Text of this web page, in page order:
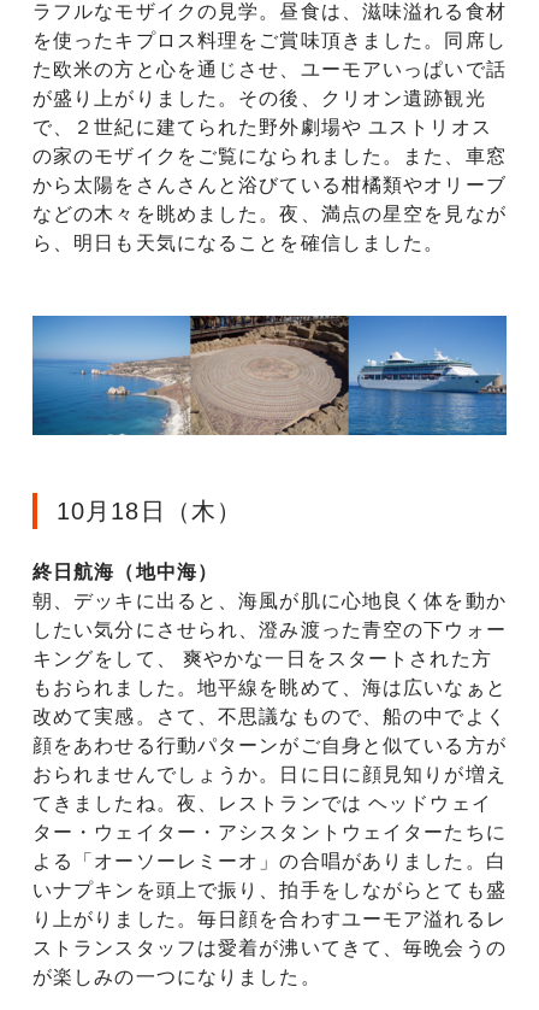
ラフルなモザイクの見学。昼食は、滋味溢れる食材
を使ったキプロス料理をご賞味頂きました。同席し
た欧米の方と心を通じさせ、ユーモアいっぱいで話
が盛り上がりました。その後、クリオン遺跡観光
で、２世紀に建てられた野外劇場や ユストリオス
の家のモザイクをご覧になられました。また、車窓
から太陽をさんさんと浴びている柑橘類やオリーブ
などの木々を眺めました。夜、満点の星空を見なが
ら、明日も天気になることを確信しました。
10月18日（木）
終日航海（地中海）
朝、デッキに出ると、海風が肌に心地良く体を動か
したい気分にさせられ、澄み渡った青空の下ウォー
キングをして、 爽やかな一日をスタートされた方
もおられました。地平線を眺めて、海は広いなぁと
改めて実感。さて、不思議なもので、船の中でよく
顔をあわせる行動パターンがご自身と似ている方が
おられませんでしょうか。日に日に顔見知りが増え
てきましたね。夜、レストランでは ヘッドウェイ
ター・ウェイター・アシスタントウェイターたちに
よる「オーソーレミーオ」の合唱がありました。白
いナプキンを頭上で振り、拍手をしながらとても盛
り上がりました。毎日顔を合わすユーモア溢れるレ
ストランスタッフは愛着が沸いてきて、毎晩会うの
が楽しみの一つになりました。